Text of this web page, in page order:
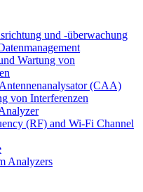
und -überwachung
Wartung von
(CAA)
von Interferenzen
(RF) and Wi-Fi Channel
Analyzers